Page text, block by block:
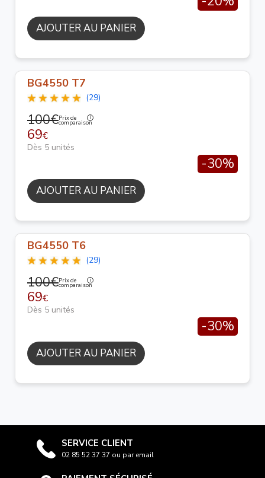
AJOUTER AU PANIER
BG4550 T7
(29)
100€Prix de
comparaison
69€
Dès 5 unités
-30%
AJOUTER AU PANIER
BG4550 T6
(29)
100€Prix de
comparaison
69€
Dès 5 unités
-30%
AJOUTER AU PANIER
SERVICE CLIENT
02 85 52 37 37 ou par email